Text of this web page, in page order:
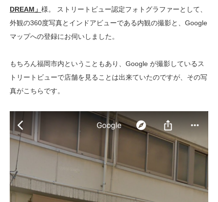
DREAM」 様。 ストリートビュー認定フォトグラファーとして、
外観の360度写真とインドアビューである内観の撮影と、Google
マップへの登録にお伺いしました。
もちろん福岡市内ということもあり、Google が撮影しているス
トリートビューで店舗を見ることは出来ていたのですが、その写
真がこちらです。